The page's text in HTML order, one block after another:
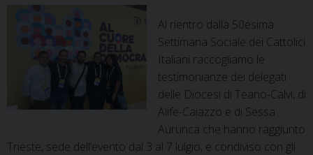
Al rientro dalla 50esima
Settimana Sociale dei Cattolici
Italiani raccogliamo le
testimonianze dei delegati
delle Diocesi di Teano-Calvi, di
Alife-Caiazzo e di Sessa
Aurunca che hanno raggiunto
Trieste, sede dell’evento dal 3 al 7 lulgio, e condiviso con gli